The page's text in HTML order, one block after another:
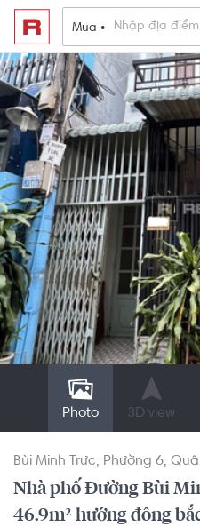
Mua •
Photo 3D view
Bùi Minh Trực Phường 6
Nhà phố Đường Bùi
46.9m² hướng đông